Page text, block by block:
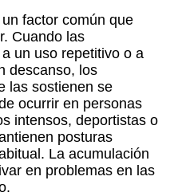
factor común que
Cuando las
un uso repetitivo o a
descanso, los
las sostienen se
ocurrir en personas
intensos, deportistas o
posturas
La acumulación
en problemas en las